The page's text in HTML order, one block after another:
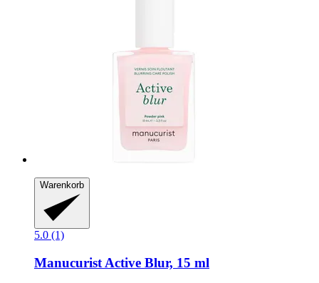
Warenkorb
5.0 (1)
Manucurist Active Blur, 15 ml